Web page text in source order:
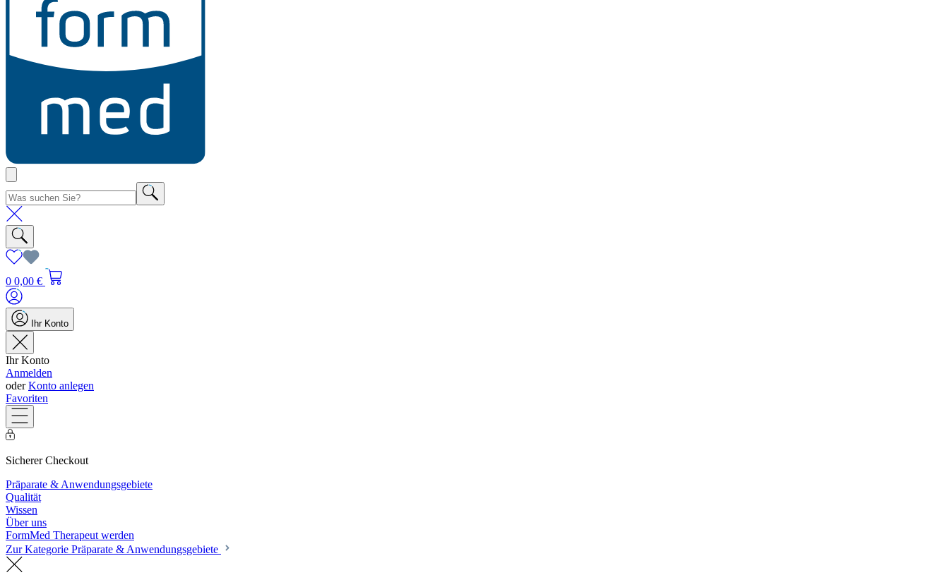
0 0,00 €
Ihr Konto
Ihr Konto
Anmelden
oderKonto anlegen
Favoriten
Sicherer Checkout
Präparate & Anwendungsgebiete
Qualität
Wissen
Über uns
FormMed Therapeut werden
Zur Kategorie Präparate & Anwendungsgebiete